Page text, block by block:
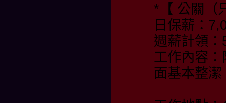
*【 公關（
日保薪：
週薪計領
工作內容
面基本整潔